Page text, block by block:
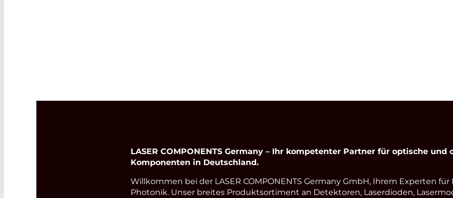
LASER COMPONENTS Germany – Ihr kompetenter Partner für optische und
Komponenten in Deutschland.
Willkommen bei der LASER COMPONENTS Germany GmbH, Ihrem Experten
Photonik. Unser breites Produktsortiment an Detektoren, Laserdioden,